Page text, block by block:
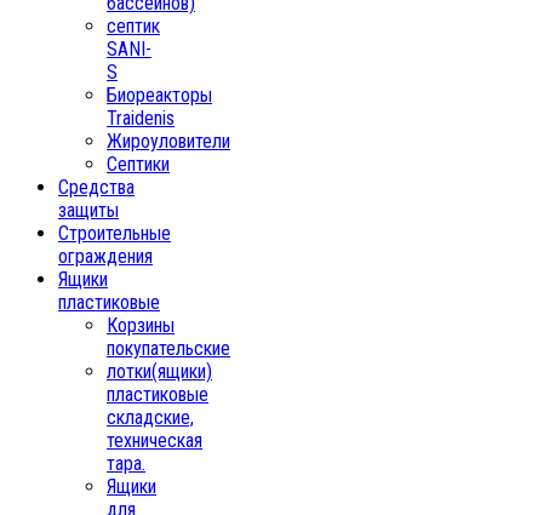
септик
SANI-
S
Биореакторы
Traidenis
Жироуловители
Септики
Средства
защиты
Строительные
ограждения
Ящики
пластиковые
Корзины
покупательские
лотки(ящики)
пластиковые
складские,
техническая
тара.
Ящики
для